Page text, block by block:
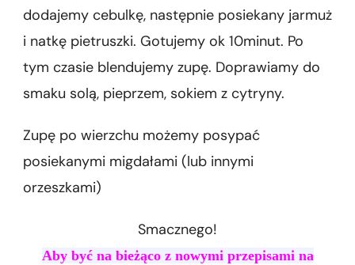
dodajemy cebulkę, następnie posiekany jarmuż
i natkę pietruszki. Gotujemy ok 10minut. Po
tym czasie blendujemy zupę. Doprawiamy do
smaku solą, pieprzem, sokiem z cytryny.
Zupę po wierzchu możemy posypać
posiekanymi migdałami (lub innymi
orzeszkami)
Smacznego!
Aby być na bieżąco z nowymi przepisami na